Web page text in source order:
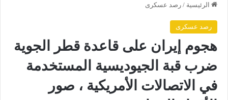
الرئيسية / رصد عسكرى
رصد عسكرى
هجوم إيران على قاعدة قطر الجوية
ضرب قبة الجيوديسية المستخدمة
في الاتصالات الأمريكية ، صور